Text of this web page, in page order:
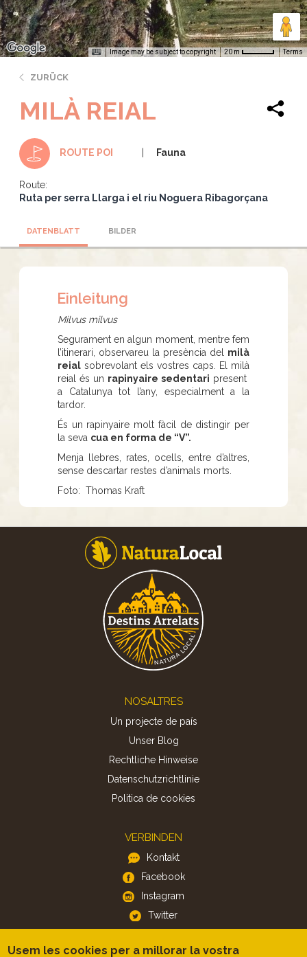
Image may be subject to copyright 20 m Terms
ZURÜCK
MILÀ REIAL
ROUTE POI Fauna
Route:
Ruta per serra Llarga i el riu Noguera Ribagorçana
DATENBLATT BILDER
Einleitung
Milvus milvus
Segurament en algun moment, mentre fem
l’itinerari, observareu la presència del milà
reial sobrevolant els vostres caps. El milà
reial és un rapinyaire sedentari present
a Catalunya tot l’any, especialment a la
tardor.
És un rapinyaire molt fàcil de distingir per
la seva cua en forma de “V”.
Menja llebres, rates, ocells, entre d’altres,
sense descartar restes d’animals morts.
Foto: Thomas Kraft
NOSALTRES
Un projecte de país
Unser Blog
Rechtliche Hinweise
Datenschutzrichtlinie
Politica de cookies
VERBINDEN
Kontakt
Facebook
Instagram
Twitter
APP
Usem les cookies per a millorar la vostra